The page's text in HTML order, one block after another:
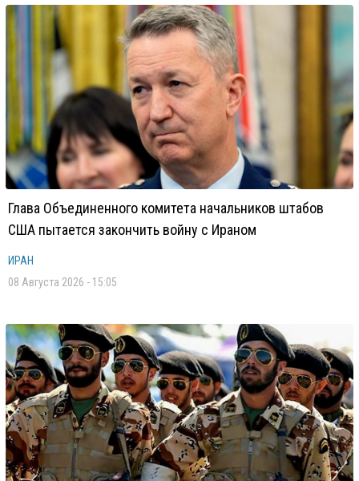
Глава Объединенного комитета начальников штабов
США пытается закончить войну с Ираном
ИРАН
08 Августа 2026 - 15:05